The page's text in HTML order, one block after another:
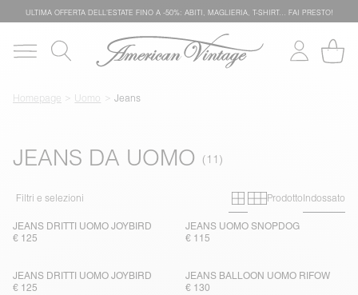
ULTIMA OFFERTA DELL'ESTATE FINO A -50%: ABITI, MAGLIERIA, T-SHIRT… FAI PRESTO!
Homepage Uomo Jeans
JEANS DA UOMO
Filtri e selezioni Primary grid
Secondary
ProdottoIndossato
JEANS DRITTI UOMO JOYBIRD
€ 125
JEANS UOMO SNOPDOG
€ 115
JEANS DRITTI UOMO JOYBIRD
€ 125
JEANS BALLOON UOMO RIFOW
€ 130